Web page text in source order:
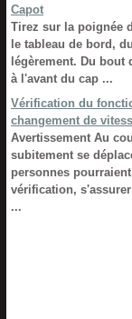
Capot
Tirez sur la poignée
le tableau de bord,
légèrement. Du
à l'avant du cap ...
Vérification du
changement de
Avertissement Au
subitement se
personnes
vérification,
...